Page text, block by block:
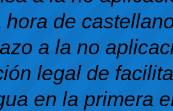
hora de
a la no
legal de
en la primera